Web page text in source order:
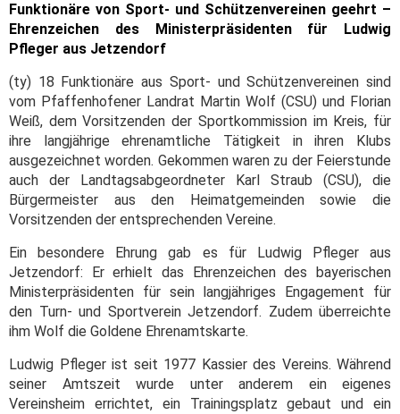
Funktionäre von Sport- und Schützenvereinen geehrt –
Ehrenzeichen des Ministerpräsidenten für Ludwig
Pfleger aus Jetzendorf
(ty) 18 Funktionäre aus Sport- und Schützenvereinen sind
vom Pfaffenhofener Landrat Martin Wolf (CSU) und Florian
Weiß, dem Vorsitzenden der Sportkommission im Kreis, für
ihre langjährige ehrenamtliche Tätigkeit in ihren Klubs
ausgezeichnet worden. Gekommen waren zu der Feierstunde
auch der Landtagsabgeordneter Karl Straub (CSU), die
Bürgermeister aus den Heimatgemeinden sowie die
Vorsitzenden der entsprechenden Vereine.
Ein besondere Ehrung gab es für Ludwig Pfleger aus
Jetzendorf: Er erhielt das Ehrenzeichen des bayerischen
Ministerpräsidenten für sein langjähriges Engagement für
den Turn- und Sportverein Jetzendorf. Zudem überreichte
ihm Wolf die Goldene Ehrenamtskarte.
Ludwig Pfleger ist seit 1977 Kassier des Vereins. Während
seiner Amtszeit wurde unter anderem ein eigenes
Vereinsheim errichtet, ein Trainingsplatz gebaut und ein